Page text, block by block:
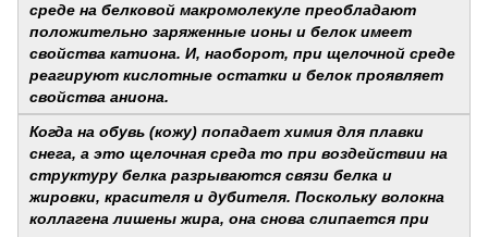
среде на белковой макромолекуле преобладают
положительно заряженные ионы и белок имеет
свойства катиона. И, наоборот, при щелочной среде
реагируют кислотные остатки и белок проявляет
свойства аниона.
Когда на обувь (кожу) попадает химия для плавки
снега, а это щелочная среда то при воздействии на
структуру белка разрываются связи белка и
жировки, красителя и дубителя. Поскольку волокна
коллагена лишены жира, она снова слипается при